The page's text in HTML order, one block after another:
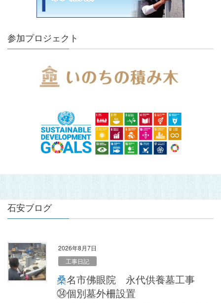
参加プロジェクト
石安ブログ
2026年8月7日
工事日記
桑名市佛眼院 永代供養墓工事
㉞個別墓外柵設置